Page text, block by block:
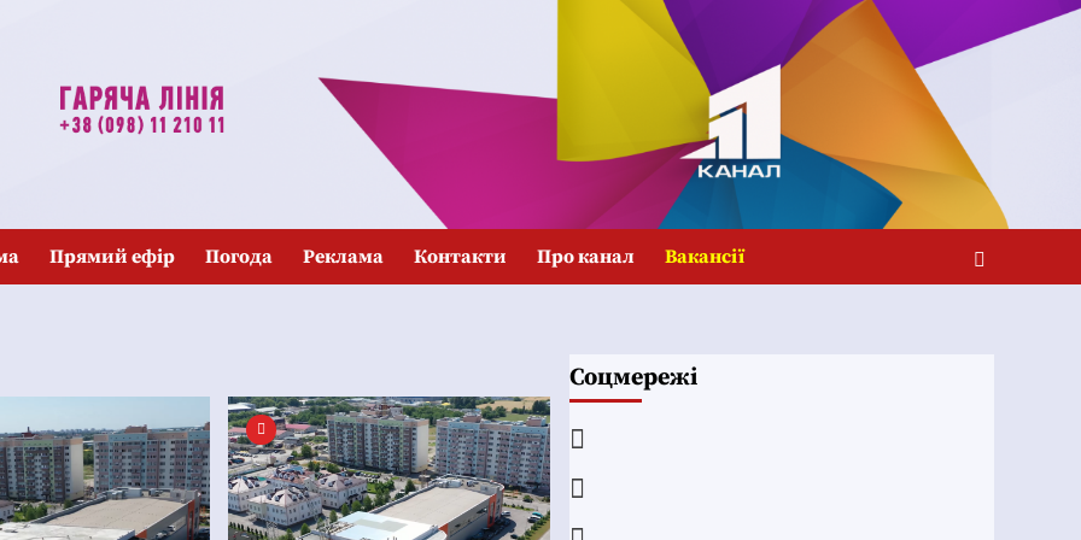
Прямий ефір Погода Реклама Контакти Про канал Вакансії
Соцмережі